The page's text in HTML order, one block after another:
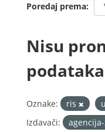
Poredaj prema
Nisu
podataka
Oznake: ris
Izdavači: